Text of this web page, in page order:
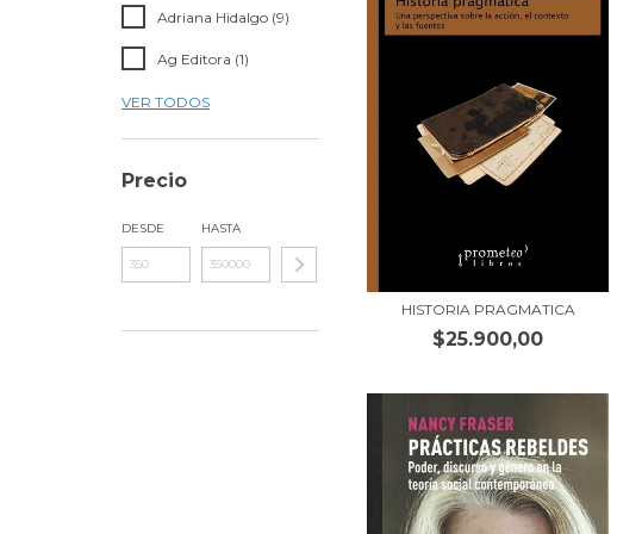
Adriana Hidalgo (9)
Ag Editora (1)
VER TODOS
Precio
DESDE HASTA
HISTORIA PRAGMATICA
$25.900,00